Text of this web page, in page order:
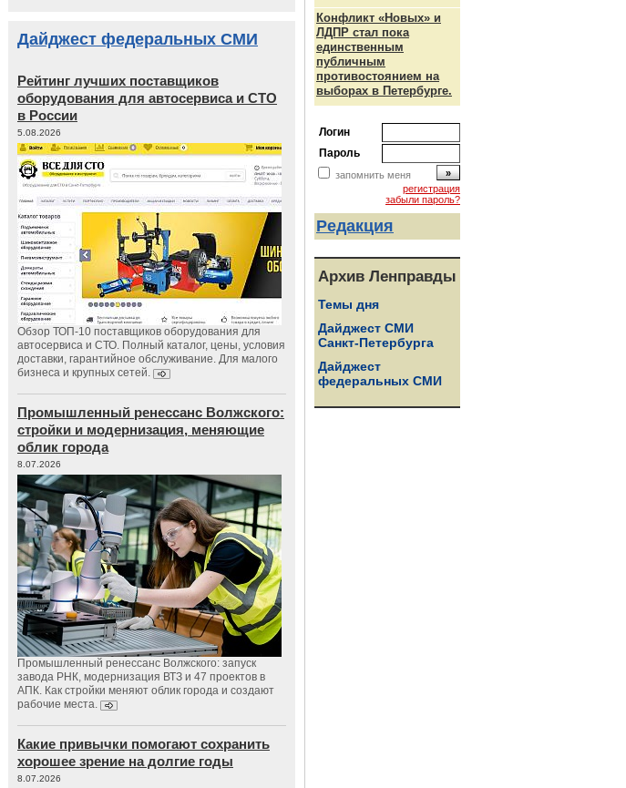
Дайджест федеральных СМИ
Рейтинг лучших поставщиков
оборудования для автосервиса и СТО
в России
5.08.2026
Обзор ТОП-10 поставщиков оборудования для
автосервиса и СТО. Полный каталог, цены, условия
доставки, гарантийное обслуживание. Для малого
бизнеса и крупных сетей.
Промышленный ренессанс Волжского:
стройки и модернизация, меняющие
облик города
8.07.2026
Промышленный ренессанс Волжского: запуск
завода РНК, модернизация ВТЗ и 47 проектов в
АПК. Как стройки меняют облик города и создают
рабочие места.
Какие привычки помогают сохранить
хорошее зрение на долгие годы
8.07.2026
Конфликт «Новых» и
ЛДПР стал пока
единственным
публичным
противостоянием на
выборах в Петербурге.
Логин
Пароль
запомнить меня
регистрация
забыли пароль?
Редакция
Архив Ленправды
Темы дня
Дайджест СМИ
Санкт-Петербурга
Дайджест
федеральных СМИ